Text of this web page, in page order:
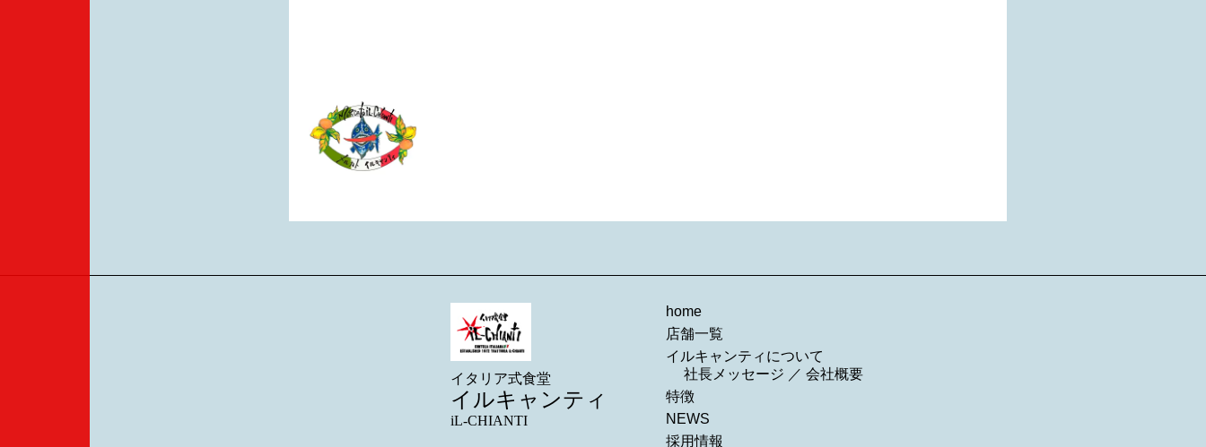
イタリア式食堂
イルキャンティ
iL-CHIANTI
home
店舗一覧
イルキャンティについて
社長メッセージ ／ 会社概要
特徴
NEWS
採用情報